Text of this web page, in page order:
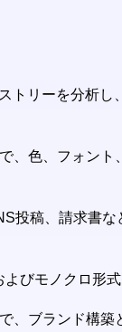
リーを分析
色、フォン
稿、請求書
びモノクロ形式
ブランド構